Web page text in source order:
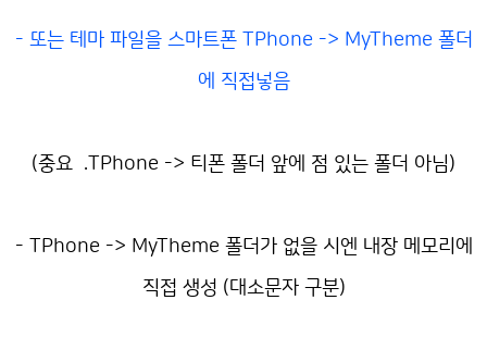
- 또는 테마 파일을 스마트폰 TPhone -> MyTheme 폴더
에 직접넣음
(중요 .TPhone -> 티폰 폴더 앞에 점 있는 폴더 아님)
- TPhone -> MyTheme 폴더가 없을 시엔 내장 메모리에
직접 생성 (대소문자 구분)